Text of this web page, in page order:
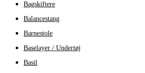
Bagskiftere
Balancestang
Barnestole
Baselayer / Undertøj
Basil